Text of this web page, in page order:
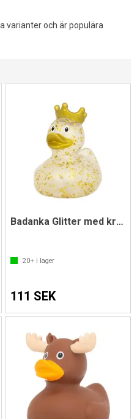
varianter och är populära
Badanka Glitter med krona | Guld
20+i lager
111 SEK